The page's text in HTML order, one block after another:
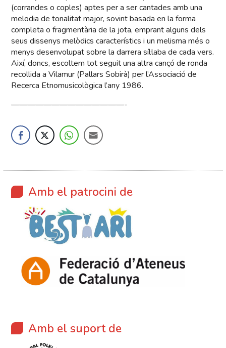
(corrandes o coples) aptes per a ser cantades amb una
melodia de tonalitat major, sovint basada en la forma
completa o fragmentària de la jota, emprant alguns dels
seus dissenys melòdics característics i un melisma més o
menys desenvolupat sobre la darrera síl·laba de cada vers.
Així, doncs, escoltem tot seguit una altra cançó de ronda
recollida a Vilamur (Pallars Sobirà) per l’Associació de
Recerca Etnomusicològica l’any 1986.
——————————————-
Amb el patrocini de
Amb el suport de